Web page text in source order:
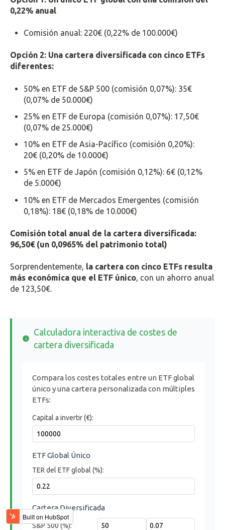
0,22% anual
Comisión anual: 220€ (0,22% de 100.000€)
Opción 2: Una cartera diversificada con cinco ETFs
diferentes:
50% en ETF de S&P 500 (comisión 0,07%): 35€
(0,07% de 50.000€)
25% en ETF de Europa (comisión 0,07%): 17,50€
(0,07% de 25.000€)
10% en ETF de Asia-Pacífico (comisión 0,20%):
20€ (0,20% de 10.000€)
5% en ETF de Japón (comisión 0,12%): 6€ (0,12%
de 5.000€)
10% en ETF de Mercados Emergentes (comisión
0,18%): 18€ (0,18% de 10.000€)
Comisión total anual de la cartera diversificada:
96,50€ (un 0,0965% del patrimonio total)
Sorprendentemente, la cartera con cinco ETFs resulta
más económica que el ETF único, con un ahorro anual
de 123,50€.
Calculadora interactiva de costes de
cartera diversificada
Compara los costes totales entre un ETF global
único y una cartera personalizada con múltiples
ETFs:
Capital a invertir (€):
ETF Global Único
TER del ETF global (%):
Cartera Diversificada
S&P 500 (%):